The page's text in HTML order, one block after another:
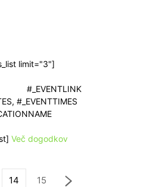
limit="3"]
#_EVENTLINK
#_EVENTTIMES
Več dogodkov
14 15